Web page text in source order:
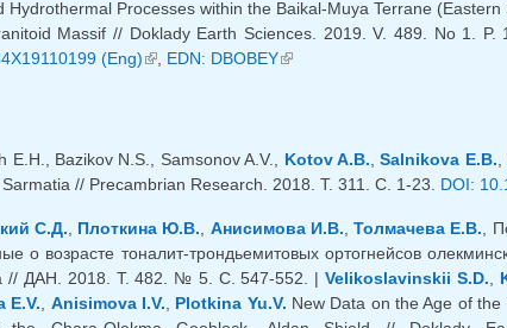
Hydrothermal Processes within the Baikal-Muya Terrane
Massif // Doklady Earth Sciences. 2019. V. 489. No 1. P.
(Eng)(внешняя ссылка)
, EDN: DBOBEY(внешняя ссылка)
E.H., Bazikov N.S., Samsonov A.V., Kotov A.B.,Salnikova E.B.,
// Precambrian Research. 2018. Т. 311. С. 1-23. DOI:
С.Д., Плоткина Ю.В., Анисимова И.В.,Толмачева Е.В.,
о возрасте тоналит-трондьемитовых ортогнейсов
// ДАН. 2018. Т. 482. № 5. С. 547-552. | Velikoslavinskii S.D.,
E.V., Anisimova I.V., Plotkina Yu.V. New Data on the Age of